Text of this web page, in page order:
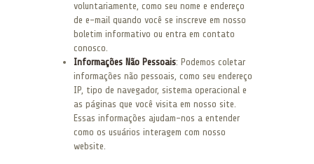
voluntariamente, como seu nome e endereço
de e-mail quando você se inscreve em nosso
boletim informativo ou entra em contato
conosco.
Informações Não Pessoais: Podemos coletar
informações não pessoais, como seu endereço
IP, tipo de navegador, sistema operacional e
as páginas que você visita em nosso site.
Essas informações ajudam-nos a entender
como os usuários interagem com nosso
website.